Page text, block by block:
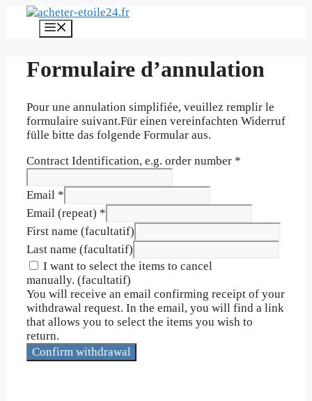
Aller
contenu
Formulaire d’annulation
Pour une annulation simplifiée, veuillez remplir le
formulaire suivant.Für einen vereinfachten Widerruf
fülle bitte das folgende Formular aus.
Contract Identification, e.g. order number *
Email *
Email (repeat) *
First name (facultatif)
Last name (facultatif)
I want to select the items to cancel
manually. (facultatif)
You will receive an email confirming receipt of your
withdrawal request. In the email, you will find a link
that allows you to select the items you wish to
return.
Confirm withdrawal